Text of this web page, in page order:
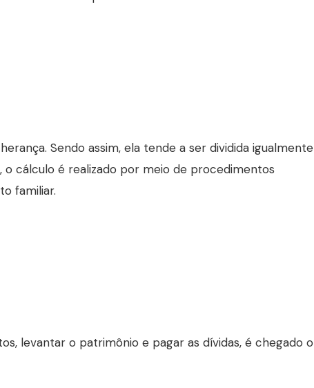
Sendo assim, ela tende a ser dividida igualmente
cálculo é realizado por meio de procedimentos
familiar.
levantar o patrimônio e pagar as dívidas, é chegado o